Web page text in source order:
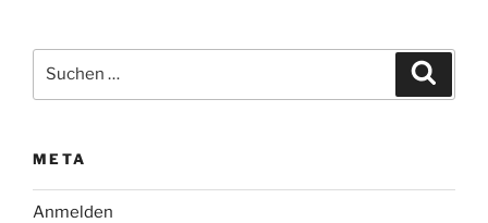
nach:
META
Anmelden